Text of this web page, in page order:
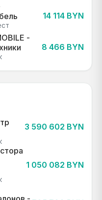
14 114 BYN
-
8 466 BYN
3 590 602 BYN
1 050 082 BYN